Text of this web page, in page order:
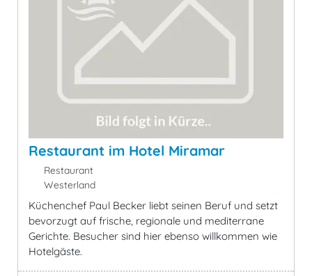
Restaurant im Hotel Miramar
Restaurant
Westerland
Küchenchef Paul Becker liebt seinen Beruf und setzt
bevorzugt auf frische, regionale und mediterrane
Gerichte. Besucher sind hier ebenso willkommen wie
Hotelgäste.